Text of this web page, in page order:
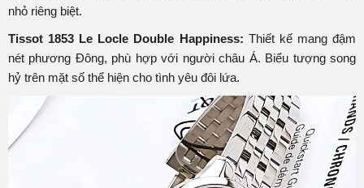
nhỏ riêng biệt.
Tissot 1853 Le Locle Double Happiness: Thiết kế mang đậm
nét phương Đông, phù hợp với người châu Á. Biểu tượng song
hỷ trên mặt số thể hiện cho tình yêu đôi lứa.